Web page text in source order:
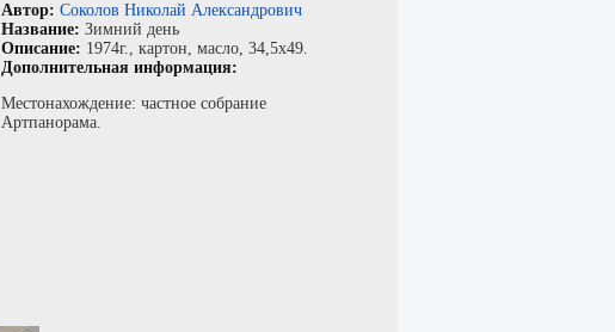
Автор: Соколов Николай Александрович
Название: Зимний день
Описание: 1974г., картон, масло, 34,5x49.
Дополнительная информация:
Местонахождение: частное собрание
Артпанорама.